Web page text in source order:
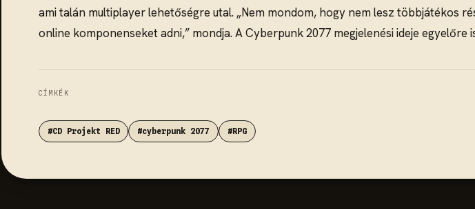
ami talán multiplayer lehetőségre utal. „Nem mondom, hogy nem lesz többjátékos
online komponenseket adni,” mondja. A Cyberpunk 2077 megjelenési ideje egyelőre
CÍMKÉK
#CD Projekt RED #cyberpunk 2077 #RPG